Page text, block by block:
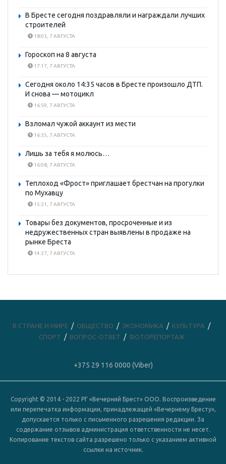
В Бресте сегодня поздравляли и награждали лучших
строителей
18:03, 7 АВГУСТА
Гороскоп на 8 августа
17:17, 7 АВГУСТА
Сегодня около 14:35 часов в Бресте произошло ДТП.
И снова — мотоцикл
16:59, 7 АВГУСТА
Взломал чужой аккаунт из мести
16:35, 7 АВГУСТА
Лишь за тебя я молюсь…
16:08, 7 АВГУСТА
Теплоход «Фрост» приглашает брестчан на прогулки
по Мухавцу
15:21, 7 АВГУСТА
Товары без документов, просроченные и из
недружественных стран выявлены в продаже на
рынке Бреста
14:27, 7 АВГУСТА
В СТРАНЕ И МИРЕ ОБЩЕСТВО ЭКОНОМИКА
КУЛЬТУРА
СПОРТ
ВОПРОС-ОТВЕТ ФОТОРЕПОРТАЖ
+375 29 116 0000 (Viber)
Copyright © 2014 - 2022 РГ «Вечерний Брест» ООО. Воспроизведение
или перепечатка информации, принадлежащей «Вечернему Бресту»,
допускается только с письменного разрешения редакции. За
содержание отзывов администрация ответственности не несет.
Копирование текстов сайта разрешено только с указанием активной
ссылки на источник.